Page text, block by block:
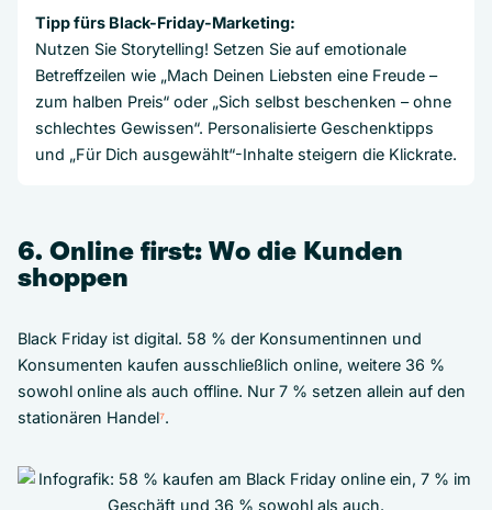
Tipp fürs Black-Friday-Marketing:
Nutzen Sie Storytelling! Setzen Sie auf emotionale
Betreffzeilen wie „Mach Deinen Liebsten eine Freude –
zum halben Preis“ oder „Sich selbst beschenken – ohne
schlechtes Gewissen“. Personalisierte Geschenktipps
und „Für Dich ausgewählt“-Inhalte steigern die Klickrate.
6. Online first: Wo die Kunden
shoppen
Black Friday ist digital. 58 % der Konsumentinnen und
Konsumenten kaufen ausschließlich online, weitere 36 %
sowohl online als auch offline. Nur 7 % setzen allein auf den
stationären Handel⁷.